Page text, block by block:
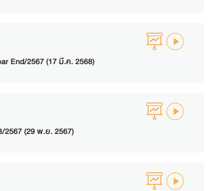
End/2567 (17 มี.ค. 2568)
2567 (29 พ.ย. 2567)